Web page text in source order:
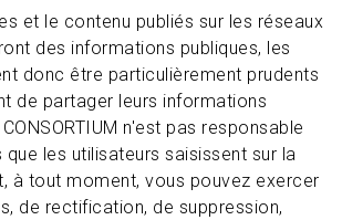
et le contenu publiés sur les réseaux
des informations publiques, les
donc être particulièrement prudents
de partager leurs informations
n'est pas responsable
les utilisateurs saisissent sur la
à tout moment, vous pouvez exercer
de rectification, de suppression,